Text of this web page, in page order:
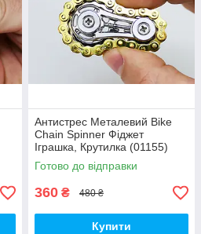
Антистрес Металевий Bike
Chain Spinner Фіджет
Іграшка, Крутилка (01155)
Готово до відправки
360 ₴ 480 ₴
Купити